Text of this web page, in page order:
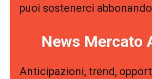
puoi sostenerci
News Mercato
Anticipazioni, trend,